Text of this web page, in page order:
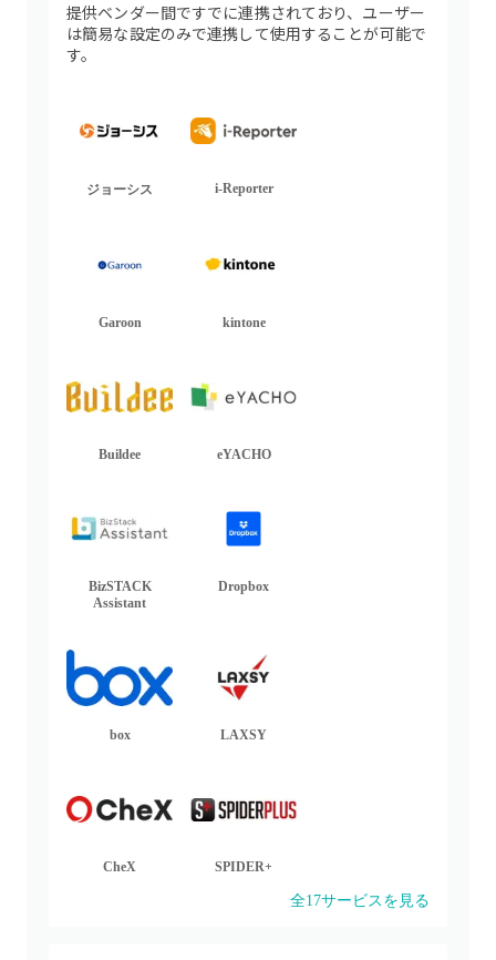
提供ベンダー間ですでに連携されており、ユーザー
は簡易な設定のみで連携して使用することが可能で
す。
ジョーシス i-Reporter
Garoon kintone
Buildee eYACHO
BizSTACK
Assistant
Dropbox
box LAXSY
CheX SPIDER+
全17サービスを見る